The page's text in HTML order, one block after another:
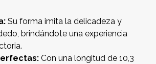
Su forma imita la delicadeza y
brindándote una experiencia
Con una longitud de 10,3